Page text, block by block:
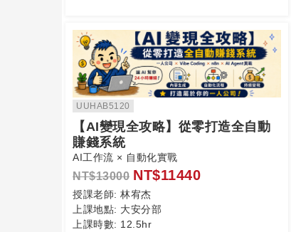
UUHAB5120
【AI變現全攻略】從零打造全自動
賺錢系統
AI工作流 × 自動化實戰
NT$13000 NT$11440
授課老師: 林宥杰
上課地點: 大安分部
上課時數: 12.5hr